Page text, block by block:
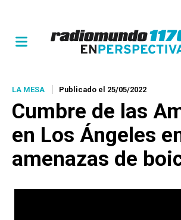
LA MESA Publicado el 25/05/2022
Cumbre de las
en Los Ángeles
amenazas de